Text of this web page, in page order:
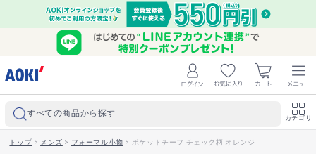
すべての商品から探す カテゴリ
トップ> メンズ > フォーマル小物 > ポケットチーフ チェック柄 オレンジ